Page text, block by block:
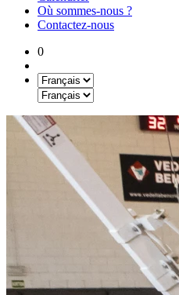
Où sommes-nous ?
Contactez-nous
0